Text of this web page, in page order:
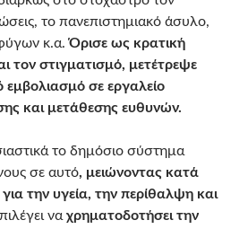
το πανεπιστημιακό άσυλο,
κ.α.Όρισε ως κρατική
τον στιγματισμό, μετέτρεψε
σε εργαλείο
και μετάθεσης ευθυνών.
το δημόσιο σύστημα
σε αυτό, μειώνοντας κατά
την υγεία, την περίθαλψη και
να χρηματοδοτήσει την